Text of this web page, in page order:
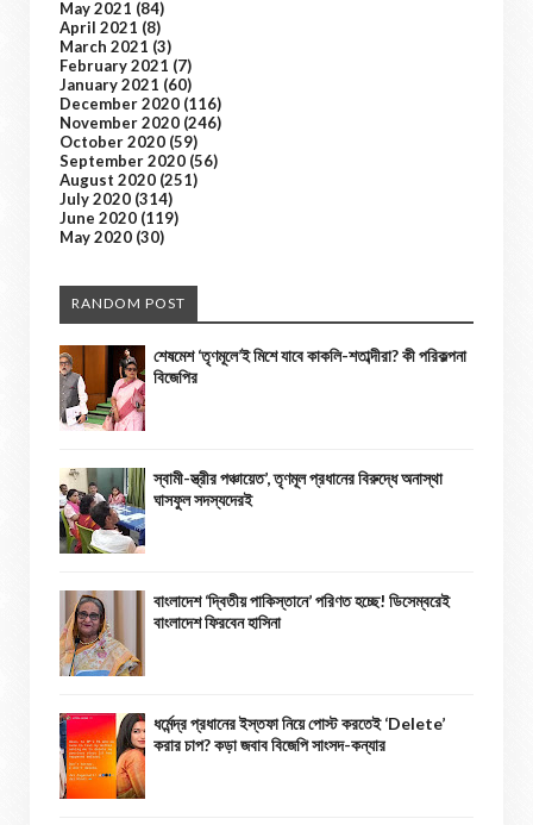
May 2021 (84)
April 2021 (8)
March 2021 (3)
February 2021 (7)
January 2021 (60)
December 2020 (116)
November 2020 (246)
October 2020 (59)
September 2020 (56)
August 2020 (251)
July 2020 (314)
June 2020 (119)
May 2020 (30)
RANDOM POST
শেষমেশ ‘তৃণমূলে’ই মিশে যাবে কাকলি-শতাব্দীরা? কী পরিকল্পনা
বিজেপির
স্বামী-স্ত্রীর পঞ্চায়েত’, তৃণমূল প্রধানের বিরুদ্ধে অনাস্থা
ঘাসফুল সদস্যদেরই
বাংলাদেশ ‘দ্বিতীয় পাকিস্তানে’ পরিণত হচ্ছে! ডিসেম্বরেই
বাংলাদেশ ফিরবেন হাসিনা
ধর্মেন্দ্র প্রধানের ইস্তফা নিয়ে পোস্ট করতেই ‘Delete’
করার চাপ? কড়া জবাব বিজেপি সাংসদ-কন্যার